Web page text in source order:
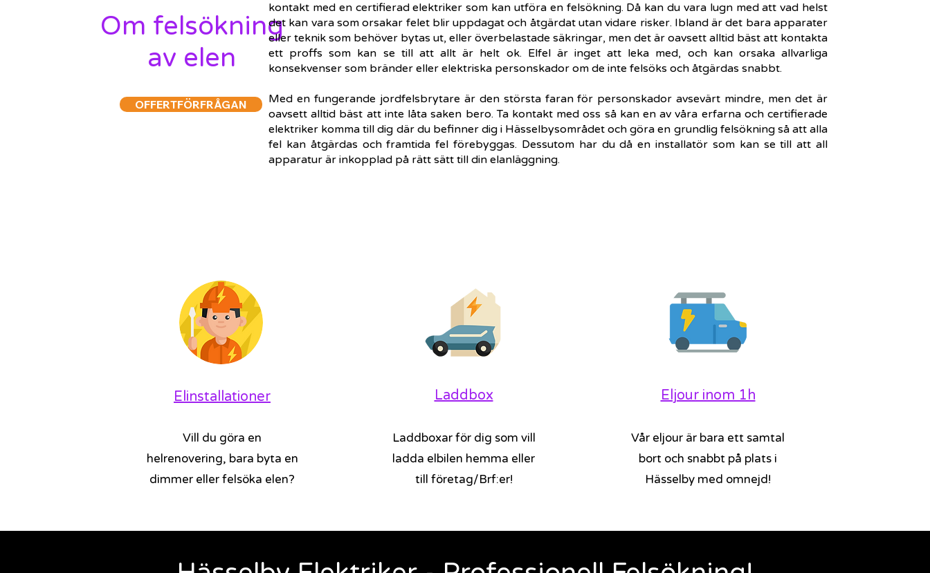
Om felsökning
av elen
OFFERTFÖRFRÅGAN
kontakt med en certifierad elektriker som kan utföra en felsökning. Då kan du vara lugn med att vad helst
det kan vara som orsakar felet blir uppdagat och åtgärdat utan vidare risker. Ibland är det bara apparater
eller teknik som behöver bytas ut, eller överbelastade säkringar, men det är oavsett alltid bäst att kontakta
ett proffs som kan se till att allt är helt ok. Elfel är inget att leka med, och kan orsaka allvarliga
konsekvenser som bränder eller elektriska personskador om de inte felsöks och åtgärdas snabbt.
Med en fungerande jordfelsbrytare är den största faran för personskador avsevärt mindre, men det är
oavsett alltid bäst att inte låta saken bero. Ta kontakt med oss så kan en av våra erfarna och certifierade
elektriker komma till dig där du befinner dig i Hässelbysområdet och göra en grundlig felsökning så att alla
fel kan åtgärdas och framtida fel förebyggas. Dessutom har du då en installatör som kan se till att all
apparatur är inkopplad på rätt sätt till din elanläggning.
Elinstallationer
Vill du göra en
helrenovering, bara byta en
dimmer eller felsöka elen?
Laddbox
Laddboxar för dig som vill
ladda elbilen hemma eller
till företag/Brf:er!
Eljour inom 1h
Vår eljour är bara ett samtal
bort och snabbt på plats i
Hässelby med omnejd!